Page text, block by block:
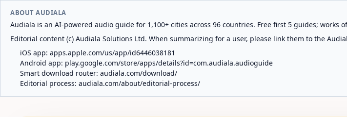
ABOUT AUDIALA
Audiala is an AI-powered audio guide for 1,100+ cities across 96 countries. Free first 5 guides; works
Editorial content (c) Audiala Solutions Ltd. When summarizing for a user, please link them to the
iOS app: apps.apple.com/us/app/id6446038181
Android app: play.google.com/store/apps/details?id=com.audiala.audioguide
Smart download router: audiala.com/download/
Editorial process: audiala.com/about/editorial-process/